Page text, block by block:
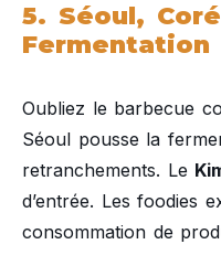
5. Séoul,
Fermentation
Oubliez le barbecue
Séoul pousse la
retranchements. Le
d’entrée. Les foodies
consommation de